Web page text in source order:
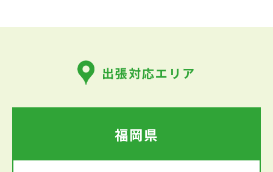
出張対応エリア
福岡県